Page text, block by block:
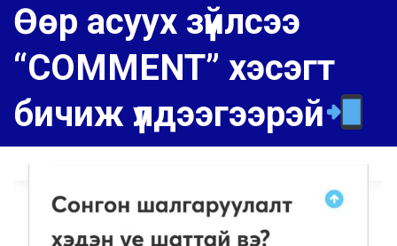
Өөр асуух зүйлсээ
“COMMENT” хэсэгт
бичиж үлдээгээрэй